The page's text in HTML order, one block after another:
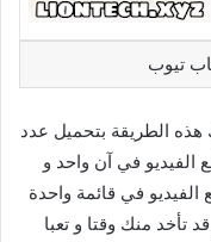
تيوب
هذه الطريقة بتحميل عدد
في آن واحد و
في قائمة واحدة
تأخد منك وقتا و تعبا